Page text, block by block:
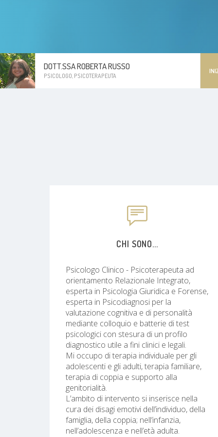
DOTT.SSA ROBERTA RUSSO
PSICOLOGO, PSICOTERAPEUTA
CHI SONO...
Psicologo Clinico - Psicoterapeuta ad
orientamento Relazionale Integrato,
esperta in Psicologia Giuridica e Forense,
esperta in Psicodiagnosi per la
valutazione cognitiva e di personalità
mediante colloquio e batterie di test
psicologici con stesura di un profilo
diagnostico utile a fini clinici e legali.
Mi occupo di terapia individuale per gli
adolescenti e gli adulti, terapia familiare,
terapia di coppia e supporto alla
genitorialità.
L’ambito di intervento si inserisce nella
cura dei disagi emotivi dell’individuo, della
famiglia, della coppia; nell’infanzia,
nell’adolescenza e nell’età adulta.